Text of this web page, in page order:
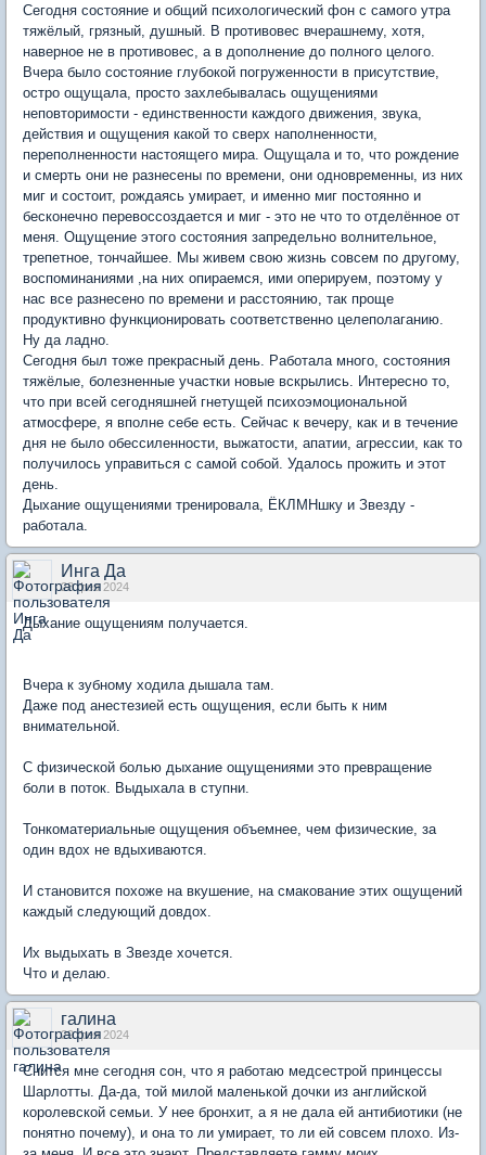
Сегодня состояние и общий психологический фон с самого утра
тяжёлый, грязный, душный. В противовес вчерашнему, хотя,
наверное не в противовес, а в дополнение до полного целого.
Вчера было состояние глубокой погруженности в присутствие,
остро ощущала, просто захлебывалась ощущениями
неповторимости - единственности каждого движения, звука,
действия и ощущения какой то сверх наполненности,
переполненности настоящего мира. Ощущала и то, что рождение
и смерть они не разнесены по времени, они одновременны, из них
миг и состоит, рождаясь умирает, и именно миг постоянно и
бесконечно перевоссоздается и миг - это не что то отделённое от
меня. Ощущение этого состояния запредельно волнительное,
трепетное, тончайшее. Мы живем свою жизнь совсем по другому,
воспоминаниями ,на них опираемся, ими оперируем, поэтому у
нас все разнесено по времени и расстоянию, так проще
продуктивно функционировать соответственно целеполаганию.
Ну да ладно.
Сегодня был тоже прекрасный день. Работала много, состояния
тяжёлые, болезненные участки новые вскрылись. Интересно то,
что при всей сегодняшней гнетущей психоэмоциональной
атмосфере, я вполне себе есть. Сейчас к вечеру, как и в течение
дня не было обессиленности, выжатости, апатии, агрессии, как то
получилось управиться с самой собой. Удалось прожить и этот
день.
Дыхание ощущениями тренировала, ЁКЛМНшку и Звезду -
работала.
Инга Да
28 фев 2024
Дыхание ощущениям получается.
Вчера к зубному ходила дышала там.
Даже под анестезией есть ощущения, если быть к ним
внимательной.
С физической болью дыхание ощущениями это превращение
боли в поток. Выдыхала в ступни.
Тонкоматериальные ощущения объемнее, чем физические, за
один вдох не вдыхиваются.
И становится похоже на вкушение, на смакование этих ощущений
каждый следующий довдох.
Их выдыхать в Звезде хочется.
Что и делаю.
галина
29 фев 2024
Снится мне сегодня сон, что я работаю медсестрой принцессы
Шарлотты. Да-да, той милой маленькой дочки из английской
королевской семьи. У нее бронхит, а я не дала ей антибиотики (не
понятно почему), и она то ли умирает, то ли ей совсем плохо. Из-